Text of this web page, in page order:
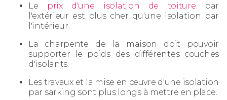
Le
prix d'une isolation de toiture par
l'extérieur est plus cher qu'une isolation par
l'intérieur.
La charpente de la maison doit pouvoir
supporter le poids des différentes couches
d'isolants.
Les travaux et la mise en œuvre d'une isolation
par sarking sont plus longs à mettre en place.